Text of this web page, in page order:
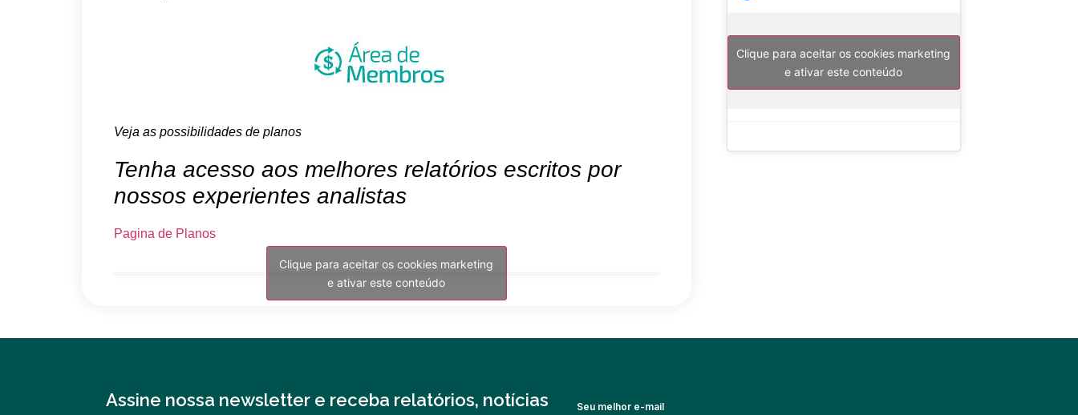
Veja as possibilidades de planos
Tenha acesso aos melhores relatórios escritos por
nossos experientes analistas
Pagina de Planos
Clique para aceitar os cookies marketing
e ativar este conteúdo
Clique para aceitar os cookies marketing
e ativar este conteúdo
Assine nossa newsletter e receba relatórios, notícias
Seu melhor e-mail